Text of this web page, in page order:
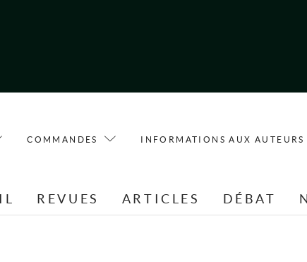
COMMANDES INFORMATIONS AUX AUTEURS
REVUES ARTICLES DÉBAT